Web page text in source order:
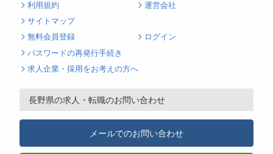
利用規約
運営会社
サイトマップ
無料会員登録
ログイン
パスワードの再発行手続き
求人企業・採用をお考えの方へ
長野県の求人・転職のお問い合わせ
メールでのお問い合わせ